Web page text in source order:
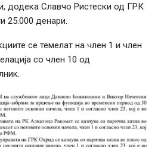
додека Славчо Ристески од ГРК
25.000 денари.
се темелат на член 1 и член
со член 10 од